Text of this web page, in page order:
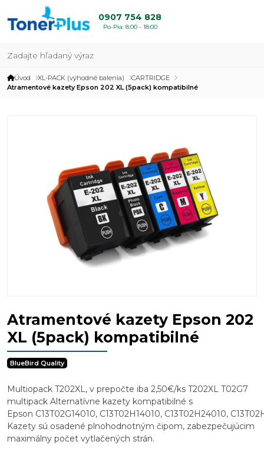
0907 754 828
Po-Pia: 8:00 - 18:00
Úvod XL-PACK (výhodné balenia)
CARTRIDGE
Atramentové kazety Epson 202 XL (5pack) kompatibilné
Atramentové kazety Epson 202
XL (5pack) kompatibilné
BlueBird Quality
Multiopack T202XL, v prepočte iba 2,50€/ks T202XL T02G7
multipack Alternatívne kazety kompatibilné s
Epson C13T02G14010, C13T02H14010, C13T02H24010,
Kazety sú osadené plnohodnotným čipom, zabezpečujúcim
maximálny počet vytlačených strán.